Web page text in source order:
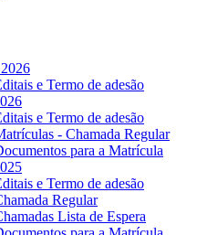
e Termo de adesão
e Termo de adesão
- Chamada Regular
para a Matrícula
e Termo de adesão
Regular
Lista de Espera